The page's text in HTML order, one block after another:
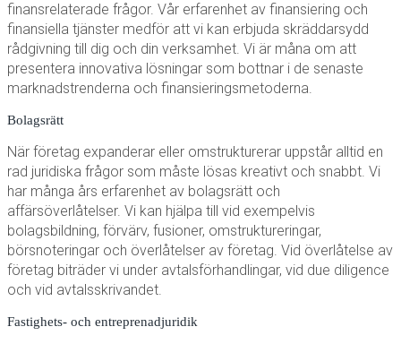
finansrelaterade frågor. Vår erfarenhet av finansiering och
finansiella tjänster medför att vi kan erbjuda skräddarsydd
rådgivning till dig och din verksamhet. Vi är måna om att
presentera innovativa lösningar som bottnar i de senaste
marknadstrenderna och finansieringsmetoderna.
Bolagsrätt
När företag expanderar eller omstrukturerar uppstår alltid en
rad juridiska frågor som måste lösas kreativt och snabbt. Vi
har många års erfarenhet av bolagsrätt och
affärsöverlåtelser. Vi kan hjälpa till vid exempelvis
bolagsbildning, förvärv, fusioner, omstruktureringar,
börsnoteringar och överlåtelser av företag. Vid överlåtelse av
företag biträder vi under avtalsförhandlingar, vid due diligence
och vid avtalsskrivandet.
Fastighets- och entreprenadjuridik